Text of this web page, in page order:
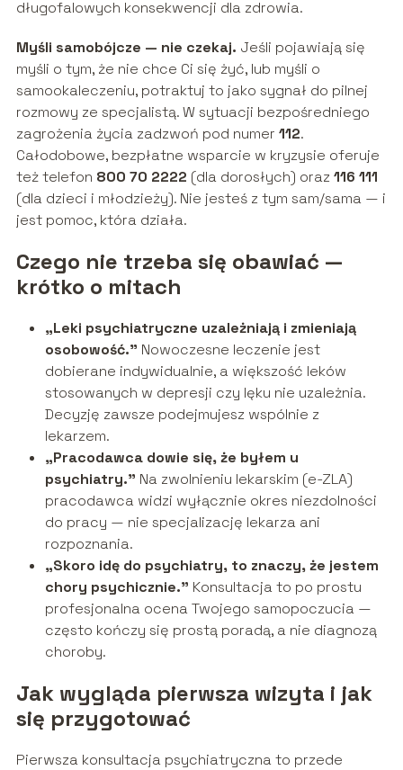
długofalowych konsekwencji dla zdrowia.
Myśli samobójcze — nie czekaj. Jeśli pojawiają się
myśli o tym, że nie chce Ci się żyć, lub myśli o
samookaleczeniu, potraktuj to jako sygnał do pilnej
rozmowy ze specjalistą. W sytuacji bezpośredniego
zagrożenia życia zadzwoń pod numer 112.
Całodobowe, bezpłatne wsparcie w kryzysie oferuje
też telefon 800 70 2222 (dla dorosłych) oraz 116 111
(dla dzieci i młodzieży). Nie jesteś z tym sam/sama — i
jest pomoc, która działa.
Czego nie trzeba się obawiać —
krótko o mitach
„Leki psychiatryczne uzależniają i zmieniają
osobowość.” Nowoczesne leczenie jest
dobierane indywidualnie, a większość leków
stosowanych w depresji czy lęku nie uzależnia.
Decyzję zawsze podejmujesz wspólnie z
lekarzem.
„Pracodawca dowie się, że byłem u
psychiatry.” Na zwolnieniu lekarskim (e-ZLA)
pracodawca widzi wyłącznie okres niezdolności
do pracy — nie specjalizację lekarza ani
rozpoznania.
„Skoro idę do psychiatry, to znaczy, że jestem
chory psychicznie.” Konsultacja to po prostu
profesjonalna ocena Twojego samopoczucia —
często kończy się prostą poradą, a nie diagnozą
choroby.
Jak wygląda pierwsza wizyta i jak
się przygotować
Pierwsza konsultacja psychiatryczna to przede